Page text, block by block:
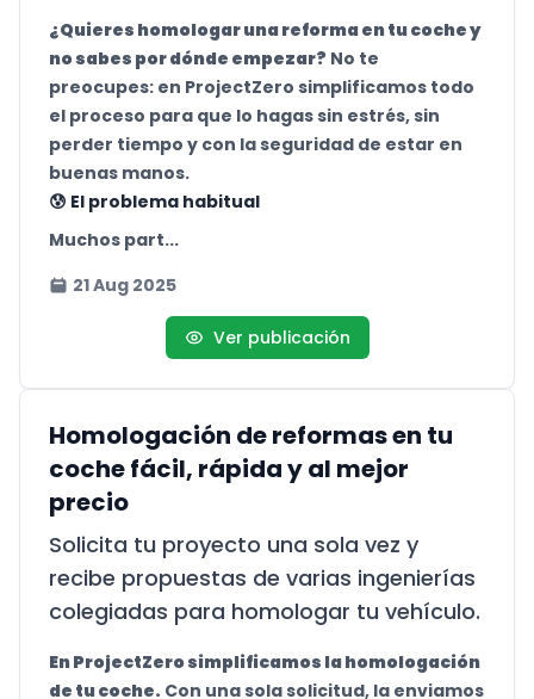
¿Quieres homologar una reforma en tu coche y
no sabes por dónde empezar? No te
preocupes: en ProjectZero simplificamos todo
el proceso para que lo hagas sin estrés, sin
perder tiempo y con la seguridad de estar en
buenas manos.
😰 El problema habitual
Muchos part...
21 Aug 2025
Ver publicación
Homologación de reformas en tu
coche fácil, rápida y al mejor
precio
Solicita tu proyecto una sola vez y
recibe propuestas de varias ingenierías
colegiadas para homologar tu vehículo.
En ProjectZero simplificamos la homologación
de tu coche. Con una sola solicitud, la enviamos